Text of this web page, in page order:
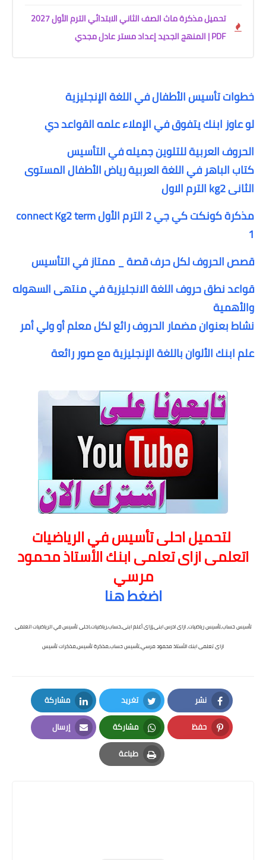
تحميل مذكرة ماث الصف الثاني الابتدائي الترم الأول 2027
PDF | المنهج الجديد إعداد مستر عادل مجدي
خطوات تأسيس الأطفال في اللغة الإنجليزية
لو عاوز ابنك يتفوق في الإملاء علمه القواعد دي
الحروف العربية للتلوين جميله في التأسيس
كتاب الباهر في اللغة العربية رياض الأطفال المستوى
الثانى kg2 الترم الاول
مذكرة كونكت كي جي 2 الترم الأول connect Kg2 term
1
قصص الحروف لكل حرف قصة _ ممتاز في التأسيس
قواعد نطق حروف اللغة الانجليزية في منتهى السهوله
والأهمية
نشاط بعنوان مضمار الحروف رائع لكل معلم أو ولي أمر
علم ابنك الألوان باللغة الإنجليزية مع صور رائعة
لتحميل احلى تأسيس في الرياضيات
اتعلمى ازاى تعلمى ابنك الأستاذ محمود
مرسي
اضغط هنا
تأسيس حساب,تأسيس رياضيات, ازاى ادرس ابنى,إزاى أعلم ابنى,حساب,رياضيات,احلى تأسيس في الرياضيات اتعلمى
ازاى تعلمى ابنك الأستاذ محمود مرسي,تأسيس حساب,مذكرة تأسيس,مذكرات تأسيس
نشر
Facebook
تغريد
Twitter
مشاركة
LinkedIn
حفظ
Pinterest
مشاركة
Whatsapp
إرسال
Email
طباعة
Print